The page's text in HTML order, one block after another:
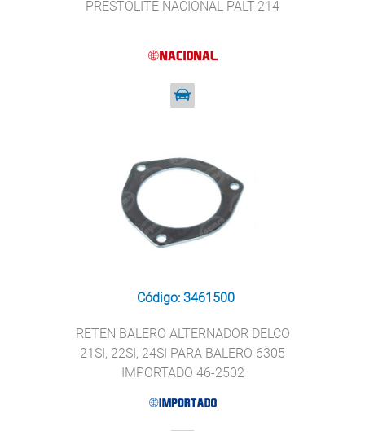
PRESTOLITE NACIONAL PALT-214
Código: 3461500
RETEN BALERO ALTERNADOR DELCO
21SI, 22SI, 24SI PARA BALERO 6305
IMPORTADO 46-2502